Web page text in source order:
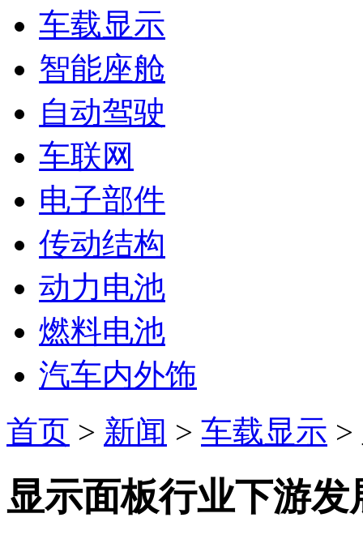
车载显示
智能座舱
自动驾驶
车联网
电子部件
传动结构
动力电池
燃料电池
汽车内外饰
首页 > 新闻 > 车载显示 >
显示面板行业下游发